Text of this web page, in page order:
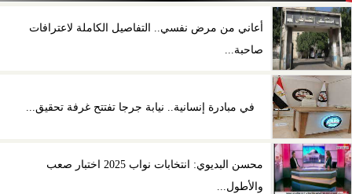
أعاني من مرض نفسي.. التفاصيل الكاملة لاعترافات
صاحبة...
في مبادرة إنسانية.. نيابة جرجا تفتتح غرفة تحقيق...
محسن البديوي: انتخابات نواب 2025 اختبار صعب
والأطول...